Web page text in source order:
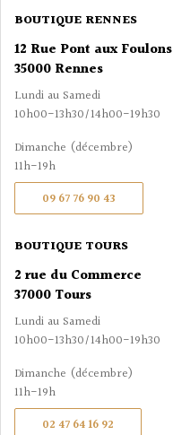
BOUTIQUE RENNES
12 Rue Pont aux Foulons
35000 Rennes
Lundi au Samedi
10h00-13h30/14h00-19h30
Dimanche (décembre)
11h-19h
09 67 76 90 43
BOUTIQUE TOURS
2 rue du Commerce
37000 Tours
Lundi au Samedi
10h00-13h30/14h00-19h30
Dimanche (décembre)
11h-19h
02 47 64 16 92